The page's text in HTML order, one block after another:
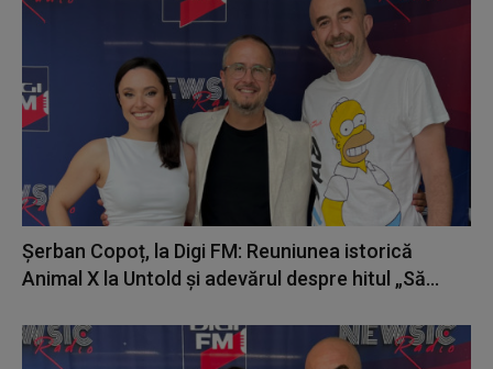
Șerban Copoț, la Digi FM: Reuniunea istorică
Animal X la Untold și adevărul despre hitul „Să...